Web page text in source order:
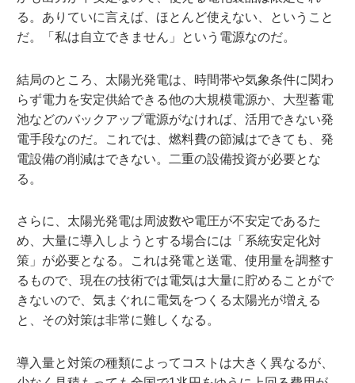
る。ありていに言えば、ほとんど使えない、ということ
だ。「私は自立できません」という電源なのだ。
結局のところ、太陽光発電は、時間帯や気象条件に関わ
らず電力を安定供給できる他の大規模電源か、大型蓄電
池などのバックアップ電源がなければ、活用できない発
電手段なのだ。これでは、燃料費の節減はできても、発
電設備の削減はできない。二重の設備投資が必要とな
る。
さらに、太陽光発電は周波数や電圧が不安定であるた
め、大量に導入しようとする場合には「系統安定化対
策」が必要となる。これは発電と送電、使用量を調整す
るもので、現在の技術では電気は大量に貯めることがで
きないので、気まぐれに電気をつくる太陽光が増える
と、その対策は非常に難しくなる。
導入量と対策の種類によってコストは大きく異なるが、